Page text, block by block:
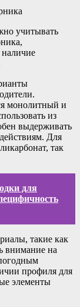
учитывать
монолитный и
из
выдерживать
Для
так
для
такие как
внимание на
профиля для
элементы